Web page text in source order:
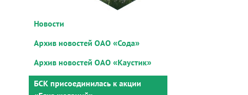
Новости
Архив новостей ОАО «Сода»
Архив новостей ОАО «Каустик»
БСК присоединилась к акции